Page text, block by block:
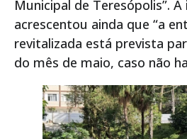
Municipal de Teresópolis”.
acrescentou ainda que “a
revitalizada está prevista
do mês de maio, caso não